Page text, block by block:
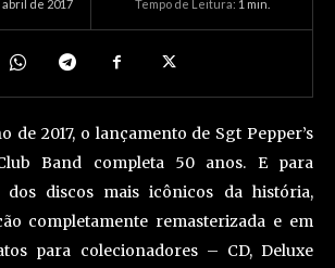
abril de 2017 Tempo de Leitura: 1 min.
de 2017, o lançamento de Sgt Pepper’s
Band completa 50 anos. E para
dos discos mais icônicos da história,
completamente remasterizada e em
para colecionadores – CD, Deluxe